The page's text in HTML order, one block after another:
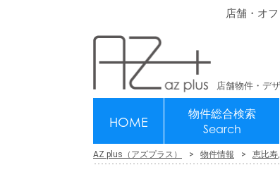
店舗物件・デ
店舗・オ
HOME
物件総合検索
Search
AZ plus（アズプラス） 物件情報 恵比寿,